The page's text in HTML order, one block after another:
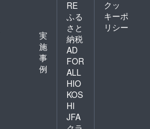
実
施
事
例
RE
ふる
さと
納税
AD
FOR
ALL
HIO
KOS
HI
JFA
クッ
キーポ
リシー